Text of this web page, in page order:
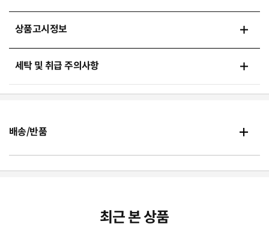
상품고시정보
세탁 및 취급 주의사항
배송/반품
최근 본 상품